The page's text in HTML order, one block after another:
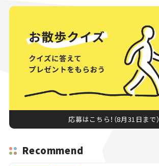
応募はこちら！（8月31日まで）
Recommend